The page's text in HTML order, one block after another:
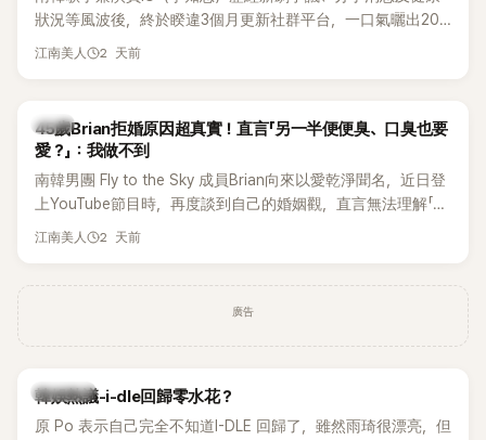
狀況等風波後，終於睽違3個月更新社群平台，一口氣曬出20
張近況照，讓大批粉絲又驚又喜。不過，比起照片本身，更引
江南美人 2 天前
韓星
45歲Brian拒婚原因超真實！直言「另一半便便臭、口臭也要
愛？」：我做不到
南韓男團 Fly to the Sky 成員Brian向來以愛乾淨聞名，近日登
上YouTube節目時，再度談到自己的婚姻觀，直言無法理解「連
另一半的口臭、便便臭都要愛」這種說法，更大方表明自己是不
江南美人 2 天前
廣告
熱議討論
韓娛熱議-i-dle回歸零水花？
原 Po 表示自己完全不知道I-DLE 回歸了，雖然雨琦很漂亮，但